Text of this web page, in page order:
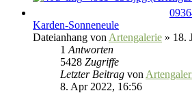
Karden-Sonneneule
Dateianhang von Artengalerie » 18.
1 Antworten
5428 Zugriffe
Letzter Beitrag von
8. Apr 2022, 16:56